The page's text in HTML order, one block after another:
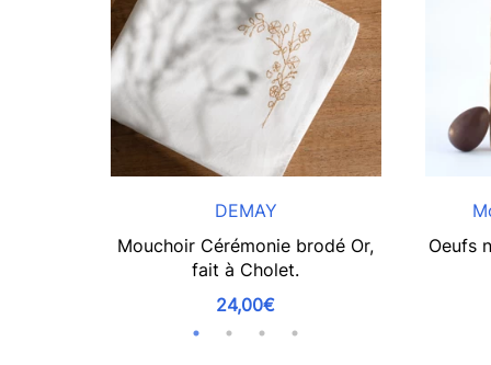
DEMAY
Mouchoir Cérémonie brodé Or,
fait à Cholet.
24,00€
Oeufs